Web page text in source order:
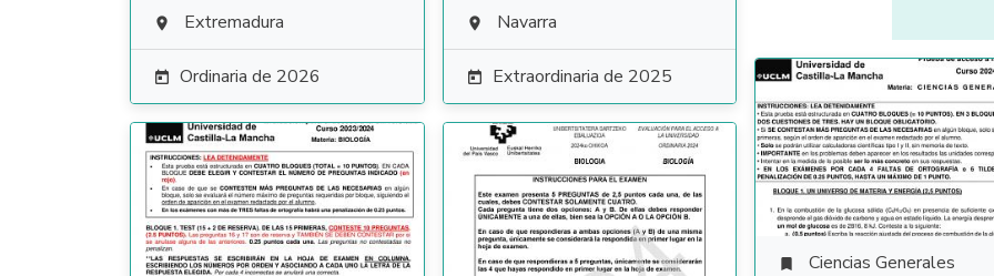
 Extremadura
 Ordinaria de 2026
 Navarra
 Extraordinaria de 2025
 Ciencias Generales